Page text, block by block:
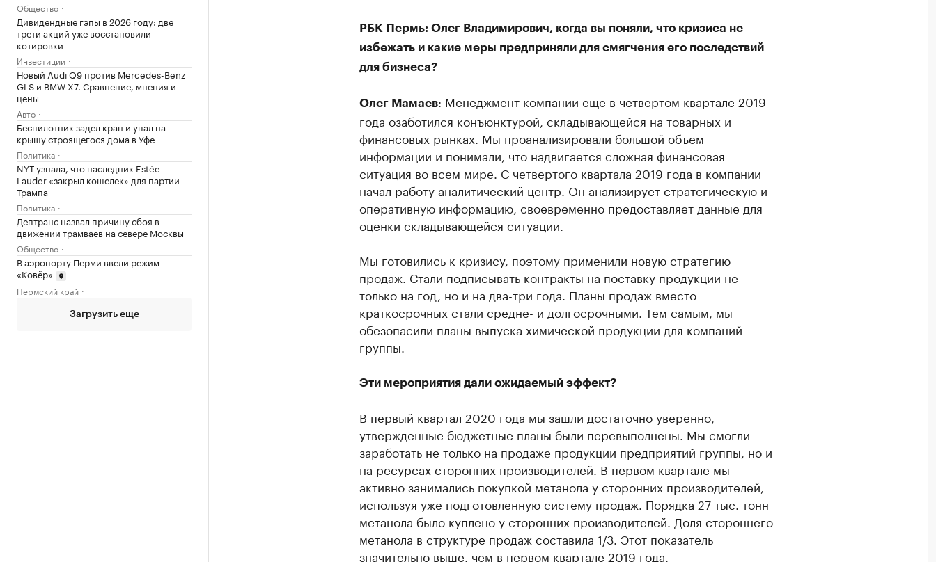
Общество
Дивидендные гэпы в 2026 году: две
трети акций уже восстановили
котировки
Инвестиции
Новый Audi Q9 против Mercedes-Benz
GLS и BMW X7. Сравнение, мнения и
цены
Авто
Беспилотник задел кран и упал на
крышу строящегося дома в Уфе
Политика
NYT узнала, что наследник Estée
Lauder «закрыл кошелек» для партии
Трампа
Политика
Дептранс назвал причину сбоя в
движении трамваев на севере Москвы
Общество
В аэропорту Перми ввели режим
«Ковёр»
Пермский край
Загрузить еще
РБК Пермь: Олег Владимирович, когда вы поняли, что кризиса не
избежать и какие меры предприняли для смягчения его последствий
для бизнеса?
Олег Мамаев: Менеджмент компании еще в четвертом квартале 2019
года озаботился конъюнктурой, складывающейся на товарных и
финансовых рынках. Мы проанализировали большой объем
информации и понимали, что надвигается сложная финансовая
ситуация во всем мире. С четвертого квартала 2019 года в компании
начал работу аналитический центр. Он анализирует стратегическую и
оперативную информацию, своевременно предоставляет данные для
оценки складывающейся ситуации.
Мы готовились к кризису, поэтому применили новую стратегию
продаж. Стали подписывать контракты на поставку продукции не
только на год, но и на два-три года. Планы продаж вместо
краткосрочных стали средне- и долгосрочными. Тем самым, мы
обезопасили планы выпуска химической продукции для компаний
группы.
Эти мероприятия дали ожидаемый эффект?
В первый квартал 2020 года мы зашли достаточно уверенно,
утвержденные бюджетные планы были перевыполнены. Мы смогли
заработать не только на продаже продукции предприятий группы, но и
на ресурсах сторонних производителей. В первом квартале мы
активно занимались покупкой метанола у сторонних производителей,
используя уже подготовленную систему продаж. Порядка 27 тыс. тонн
метанола было куплено у сторонних производителей. Доля стороннего
метанола в структуре продаж составила 1/3. Этот показатель
значительно выше, чем в первом квартале 2019 года.